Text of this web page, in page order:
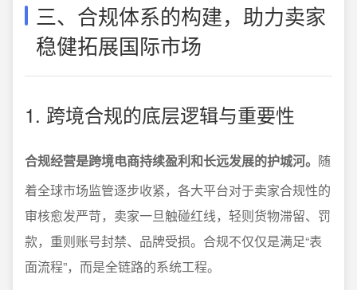
三、合规体系的构建，助力卖家
稳健拓展国际市场
1. 跨境合规的底层逻辑与重要性
合规经营是跨境电商持续盈利和长远发展的护城河。 随
着全球市场监管逐步收紧，各大平台对于卖家合规性的
审核愈发严苛，卖家一旦触碰红线，轻则货物滞留、罚
款，重则账号封禁、品牌受损。合规不仅仅是满足“表
面流程”，而是全链路的系统工程。